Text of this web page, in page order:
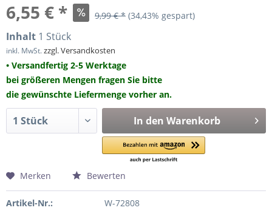
6,55 € * 9,99 € * (34,43% gespart)
Inhalt 1 Stück
inkl. MwSt.zzgl. Versandkosten
• Versandfertig 2-5 Werktage
bei größeren Mengen fragen Sie bitte
die gewünschte Liefermenge vorher an.
In den Warenkorb
Merken Bewerten
Artikel-Nr.: W-72808